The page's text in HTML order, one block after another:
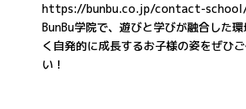
https://bunbu.co.jp/contact-
BunBu学院で、遊びと学びが融合した
く自発的に成長するお子様の姿をぜひ
い！